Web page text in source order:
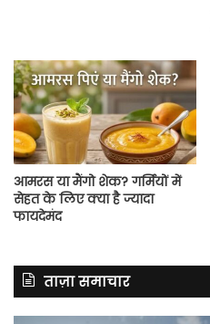
आमरस या मैंगो शेक? गर्मियों में
सेहत के लिए क्या है ज्यादा
फायदेमंद
ताज़ा समाचार